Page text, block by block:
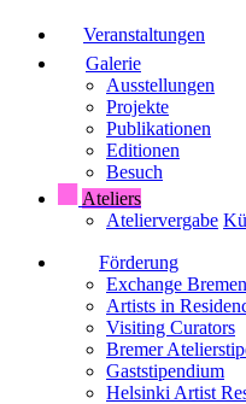
Veranstaltungen
Galerie
Ausstellungen
Projekte
Publikationen
Editionen
Besuch
Ateliers
Ateliervergabe
Förderung
Exchange
Artists in
Visiting Curators
Bremer
Gaststipendium
Helsinki Artist